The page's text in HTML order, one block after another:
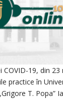
19, din 23
practice în
T. Popa”